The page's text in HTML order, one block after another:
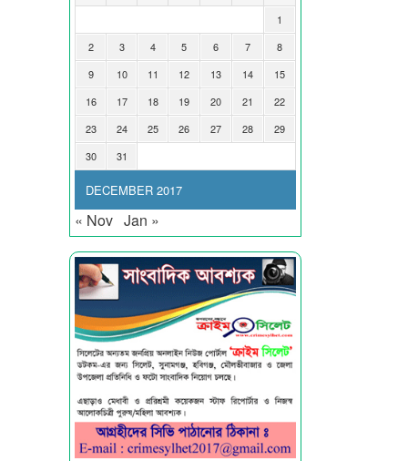
DECEMBER 2017
1
2
3 4 5 6 7
8
9
10 11 12 13 14
15
16
17 18 19 20 21
22
23
24 25 26 27 28
29
30
31
« Nov Jan »